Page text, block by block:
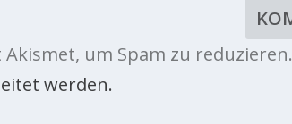
um Spam zu reduzieren.
werden.